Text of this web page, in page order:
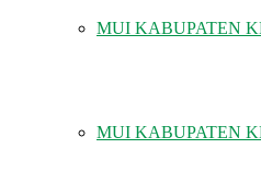
MUI KABUPATEN
MUI KABUPATEN